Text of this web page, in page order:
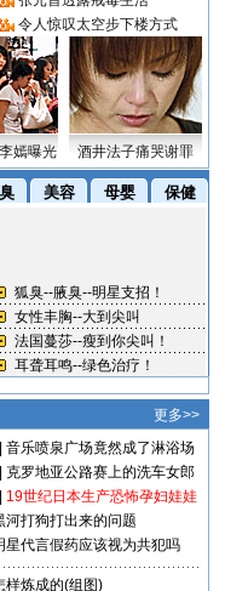
令人惊叹太空步下楼方式
嫣曝光 酒井法子痛哭谢罪
更多>>
音乐喷泉广场竟然成了淋浴场
克罗地亚公路赛上的洗车女郎
19世纪日本生产恐怖孕妇娃娃
河打狗打出来的问题
星代言假药应该视为共犯吗
样炼成的(组图)